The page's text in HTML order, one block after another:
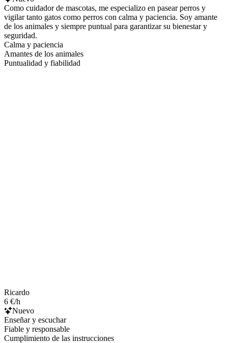
Como cuidador de mascotas, me especializo en pasear perros y
vigilar tanto gatos como perros con calma y paciencia. Soy amante
de los animales y siempre puntual para garantizar su bienestar y
seguridad.
Calma y paciencia
Amantes de los animales
Puntualidad y fiabilidad
Ricardo
6 €/h
Nuevo
Enseñar y escuchar
Fiable y responsable
Cumplimiento de las instrucciones